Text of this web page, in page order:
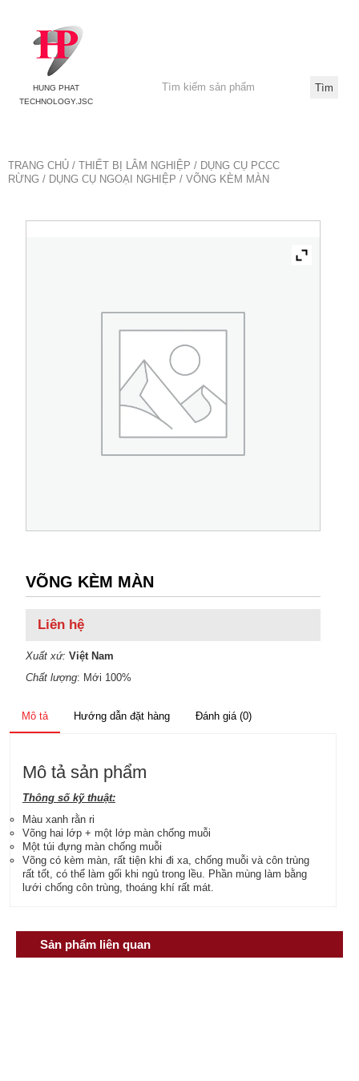
HUNG PHAT
TECHNOLOGY.JSC
TRANG CHỦ / THIẾT BỊ LÂM NGHIỆP / DỤNG CỤ PCCC
RỪNG / DỤNG CỤ NGOẠI NGHIỆP / VÕNG KÈM MÀN
VÕNG KÈM MÀN
Liên hệ
Xuất xứ: Việt Nam
Chất lượng: Mới 100%
Mô tả Hướng dẫn đặt hàng Đánh giá (0)
Mô tả sản phẩm
Thông số kỹ thuật:
Màu xanh rằn ri
Võng hai lớp + một lớp màn chống muỗi
Một túi đựng màn chống muỗi
Võng có kèm màn, rất tiện khi đi xa, chống muỗi và côn trùng
rất tốt, có thể làm gối khi ngủ trong lều. Phần mùng làm bằng
lưới chống côn trùng, thoáng khí rất mát.
Sản phẩm liên quan